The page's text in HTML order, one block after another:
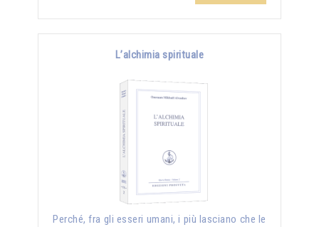
L’alchimia spirituale
Perché, fra gli esseri umani, i più lasciano che le